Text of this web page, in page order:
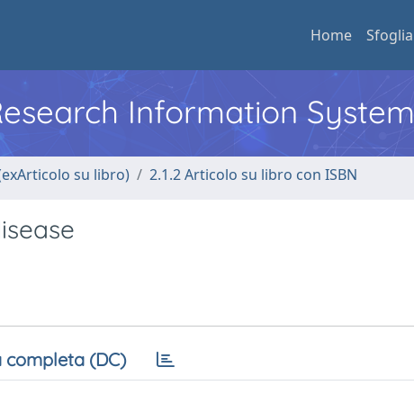
Home Sfoglia
Information System
su libro) 2.1.2 Articolo su libro con ISBN
completa (DC)